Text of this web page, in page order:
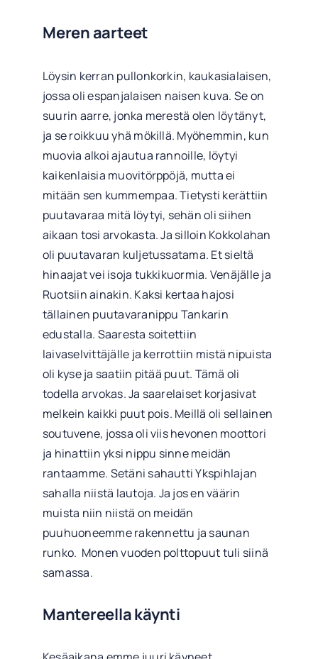
Meren aarteet
Löysin kerran pullonkorkin, kaukasialaisen,
jossa oli espanjalaisen naisen kuva. Se on
suurin aarre, jonka merestä olen löytänyt,
ja se roikkuu yhä mökillä. Myöhemmin, kun
muovia alkoi ajautua rannoille, löytyi
kaikenlaisia muovitörppöjä, mutta ei
mitään sen kummempaa. Tietysti kerättiin
puutavaraa mitä löytyi, sehän oli siihen
aikaan tosi arvokasta. Ja silloin Kokkolahan
oli puutavaran kuljetussatama. Et sieltä
hinaajat vei isoja tukkikuormia. Venäjälle ja
Ruotsiin ainakin. Kaksi kertaa hajosi
tällainen puutavaranippu Tankarin
edustalla. Saaresta soitettiin
laivaselvittäjälle ja kerrottiin mistä nipuista
oli kyse ja saatiin pitää puut. Tämä oli
todella arvokas. Ja saarelaiset korjasivat
melkein kaikki puut pois. Meillä oli sellainen
soutuvene, jossa oli viis hevonen moottori
ja hinattiin yksi nippu sinne meidän
rantaamme. Setäni sahautti Ykspihlajan
sahalla niistä lautoja. Ja jos en väärin
muista niin niistä on meidän
puuhuoneemme rakennettu ja saunan
runko. Monen vuoden polttopuut tuli siinä
samassa.
Mantereella käynti